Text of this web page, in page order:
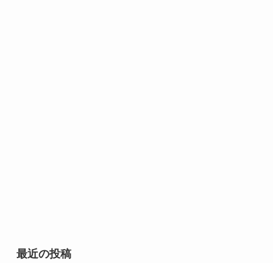
最近の投稿